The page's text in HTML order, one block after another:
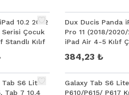
10.2 2022
Serisi Çocuk
Kılıf
Dux Ducis Panda
Pro 11 (2018/2020/
iPad Air 4-5 Kılıf
Taşınabilir
384,23 ₺
S6 Lite
Tab 7 10.4
Galaxy Tab S6 Lite
P610/P615/ P617